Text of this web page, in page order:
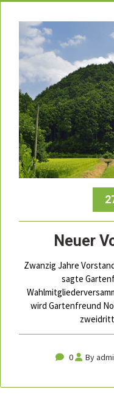
Neuer
Zwanzig Jahre
sagte
wird Gartenfreund
0 By